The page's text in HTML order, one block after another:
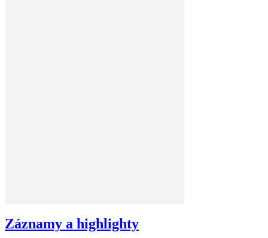
Záznamy a highlighty